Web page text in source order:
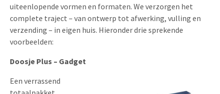
uiteenlopende vormen en formaten. We verzorgen het
complete traject – van ontwerp tot afwerking, vulling en
verzending – in eigen huis. Hieronder drie sprekende
voorbeelden:
Doosje Plus – Gadget
Een verrassend